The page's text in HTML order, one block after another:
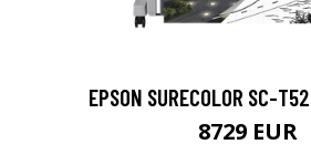
EPSON SURECOLOR SC-
8729 EUR